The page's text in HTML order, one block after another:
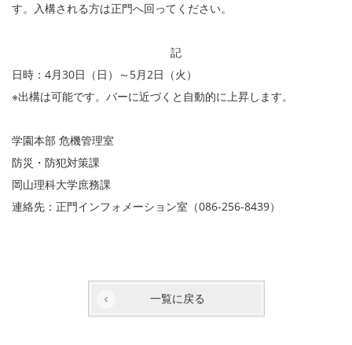
す。入構される方は正門へ回ってください。
記
日時：4月30日（日）～5月2日（火）
※出構は可能です。バーに近づくと自動的に上昇します。
学園本部 危機管理室
防災・防犯対策課
岡山理科大学庶務課
連絡先：正門インフォメーション室（086-256-8439）
一覧に戻る